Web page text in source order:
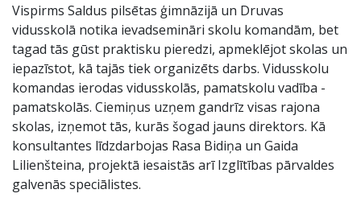
Vispirms Saldus pilsētas ģimnāzijā un Druvas
vidusskolā notika ievadsemināri skolu komandām, bet
tagad tās gūst praktisku pieredzi, apmeklējot skolas un
iepazīstot, kā tajās tiek organizēts darbs. Vidusskolu
komandas ierodas vidusskolās, pamatskolu vadība -
pamatskolās. Ciemiņus uzņem gandrīz visas rajona
skolas, izņemot tās, kurās šogad jauns direktors. Kā
konsultantes līdzdarbojas Rasa Bidiņa un Gaida
Lilienšteina, projektā iesaistās arī Izglītības pārvaldes
galvenās speciālistes.